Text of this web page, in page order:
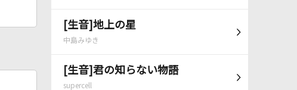
[生音]地上の星
中島みゆき
[生音]君の知らない物語
supercell